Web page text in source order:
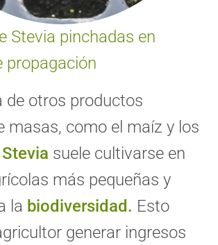
Stevia pinchadas en
propagación
de otros productos
masas, como el maíz y los
Stevia suele cultivarse en
más pequeñas y
la biodiversidad. Esto
generar ingresos